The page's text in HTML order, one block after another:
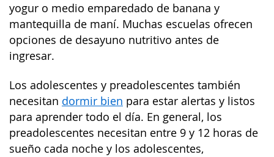
yogur o medio emparedado de banana y
mantequilla de maní. Muchas escuelas ofrecen
opciones de desayuno nutritivo antes de
ingresar.
Los adolescentes y preadolescentes también
necesitan dormir bien para estar alertas y listos
para aprender todo el día. En general, los
preadolescentes necesitan entre 9 y 12 horas de
sueño cada noche y los adolescentes,